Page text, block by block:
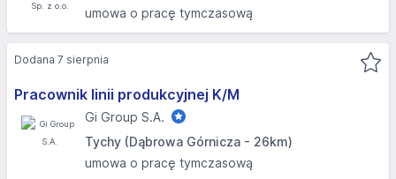
umowa o pracę tymczasową
Pracownik linii produkcyjnej K/M
Gi Group S.A.
Tychy (Dąbrowa Górnicza - 26km)
umowa o pracę tymczasową
Dodana 7 sierpnia